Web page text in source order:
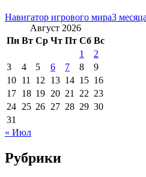
Навигатор игрового мира3
Август 2026
Пн Вт Ср Чт Пт Сб Вс
1
2
3
4 5 6 7 8
9
10 11 12 13 14 15 16
17 18 19 20 21 22 23
24 25 26 27 28 29 30
31
« Июл
Рубрики